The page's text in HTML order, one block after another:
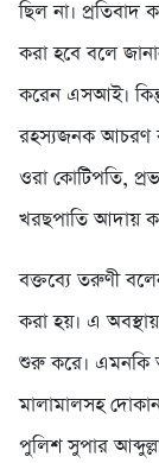
ছিল না। প্রতিবাদ
করা হবে বলে
করেন এসআই।
রহস্যজনক আচরণ
ওরা কোটিপতি,
খরছপাতি আদায়
বক্তব্যে তরুণী
করা হয়। এ
শুরু করে। এমনকি
মালামালসহ
পুলিশ সুপার